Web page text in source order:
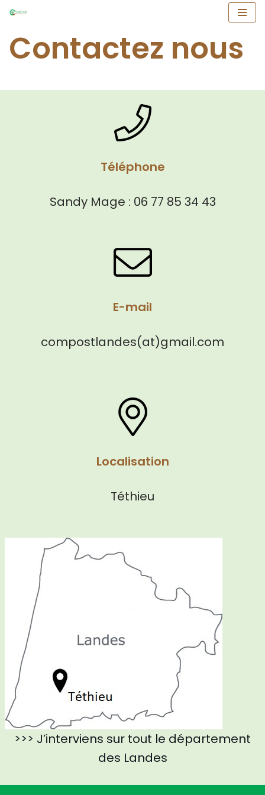
au
contenu
Contactez nous
Téléphone
Sandy Mage : 06 77 85 34 43
E-mail
compostlandes(at)gmail.com
Localisation
Téthieu
>>> J’interviens sur tout le département
des Landes